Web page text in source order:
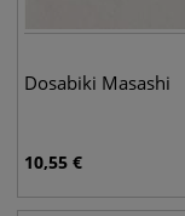
Dosabiki Masashi
10,55 €